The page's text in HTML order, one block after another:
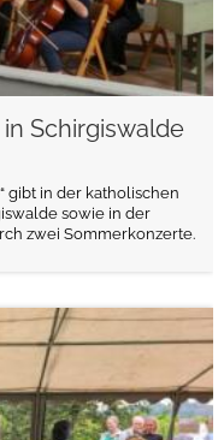
Schirgiswalde
gibt in der katholischen
sowie in der
zwei Sommerkonzerte.